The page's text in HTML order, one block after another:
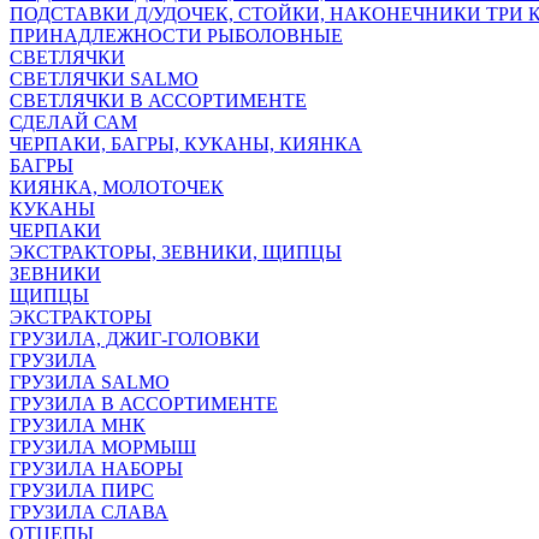
ПОДСТАВКИ Д/УДОЧЕК, СТОЙКИ, НАКОНЕЧНИКИ ТРИ
ПРИНАДЛЕЖНОСТИ РЫБОЛОВНЫЕ
СВЕТЛЯЧКИ
СВЕТЛЯЧКИ SALMO
СВЕТЛЯЧКИ В АССОРТИМЕНТЕ
СДЕЛАЙ САМ
ЧЕРПАКИ, БАГРЫ, КУКАНЫ, КИЯНКА
БАГРЫ
КИЯНКА, МОЛОТОЧЕК
КУКАНЫ
ЧЕРПАКИ
ЭКСТРАКТОРЫ, ЗЕВНИКИ, ЩИПЦЫ
ЗЕВНИКИ
ЩИПЦЫ
ЭКСТРАКТОРЫ
ГРУЗИЛА, ДЖИГ-ГОЛОВКИ
ГРУЗИЛА
ГРУЗИЛА SALMO
ГРУЗИЛА В АССОРТИМЕНТЕ
ГРУЗИЛА МНК
ГРУЗИЛА МОРМЫШ
ГРУЗИЛА НАБОРЫ
ГРУЗИЛА ПИРС
ГРУЗИЛА СЛАВА
ОТЦЕПЫ